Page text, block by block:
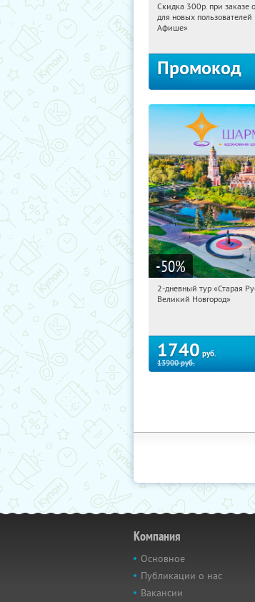
09:32:18
Россия
Скидка 300р. при заказе
для новых пользователей
Афише»
Промокод
-50%
09:32:18
2-дневный тур «Старая
Великий Новгород»
1740 руб.
13900руб.
Компания
Основное
Публикации о нас
Вакансии